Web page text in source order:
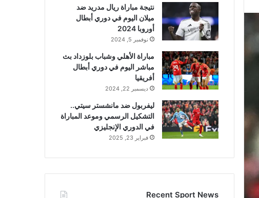
نتيجة مباراة ريال مدريد ضد
ميلان اليوم في دوري أبطال
أوروبا 2024
نوفمبر 5, 2024
مباراة الأهلي وشباب بلوزداد بث
مباشر اليوم في دوري أبطال
أفريقيا
ديسمبر 22, 2024
ليفربول ضد مانشستر سيتي..
التشكيل الرسمي وموعد المباراة
في الدوري الإنجليزي
فبراير 23, 2025
Recent Sport News